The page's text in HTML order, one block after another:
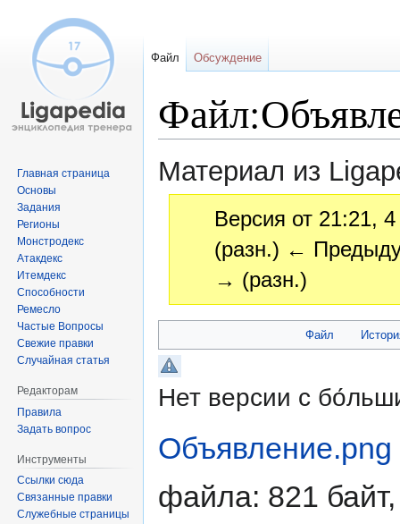
Материал из
Версия от 21:21,
(разн.) ←
→ (разн.)
к
навигации
к
поиску
Файл
Нет версии с
Объявление.png
файла: 821
Файл Обсуждение
Главная страница
Основы
Задания
Регионы
Монстродекс
Атакдекс
Итемдекс
Способности
Ремесло
Частые Вопросы
Свежие правки
Случайная статья
Редакторам
Правила
Задать вопрос
Инструменты
Ссылки сюда
Связанные правки
Служебные страницы